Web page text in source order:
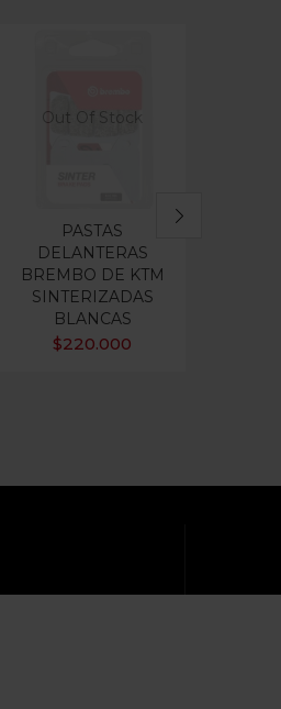
Out Of Stock
PASTAS
DELANTERAS
BREMBO DE KTM
SINTERIZADAS
BLANCAS
$220.000